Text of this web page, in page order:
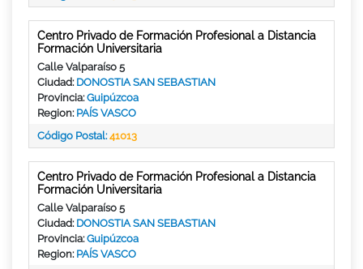
Centro Privado de Formación Profesional a Distancia
Formación Universitaria
Calle Valparaíso 5
Ciudad: DONOSTIA SAN SEBASTIAN
Provincia:Guipúzcoa
Region: PAÍS VASCO
Código Postal:41013
Centro Privado de Formación Profesional a Distancia
Formación Universitaria
Calle Valparaíso 5
Ciudad: DONOSTIA SAN SEBASTIAN
Provincia:Guipúzcoa
Region: PAÍS VASCO